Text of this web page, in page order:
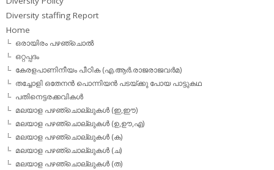
Diversity staffing Report
Home
ഒരായിരം പഴഞ്ചൊല്‍
ഒറ്റപ്പദം
കേരളപാണിനീയം പീഠിക (എ.ആര്‍.രാജരാജവര്‍മ)
തച്ചോളി ഒതേനൻ പൊന്നിയൻ പടയ്‌ക്കു പോയ പാട്ടുകഥ
പതിനെട്ടരക്കവികള്‍
മലയാള പഴഞ്ചൊല്ലുകള്‍ (ഇ,ഈ)
മലയാള പഴഞ്ചൊല്ലുകള്‍ (ഉ,ഊ,എ)
മലയാള പഴഞ്ചൊല്ലുകള്‍ (ക)
മലയാള പഴഞ്ചൊല്ലുകള്‍ (ച)
മലയാള പഴഞ്ചൊല്ലുകള്‍ (ത)